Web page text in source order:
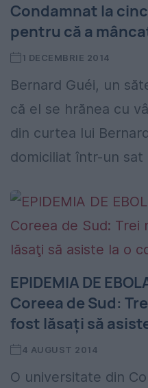
Condamnat la
pentru că a
1 DECEMBRIE 2014
Bernard Guéi, un
că el se hrănea cu
din curtea lui
domiciliat într-un sat
EPIDEMIA DE
Coreea de Sud:
fost lăsaţi să
4 AUGUST 2014
O universitate din